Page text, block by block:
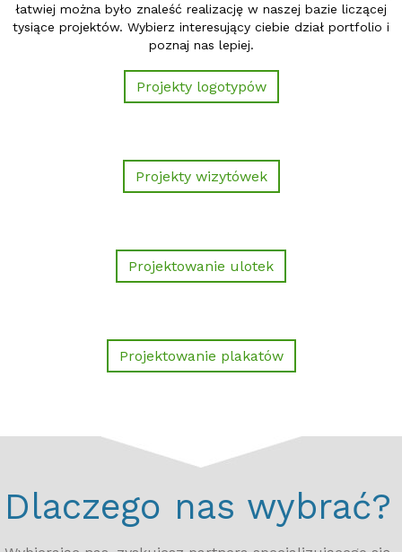
łatwiej można było znaleść realizację w naszej bazie liczącej
tysiące projektów. Wybierz interesujący ciebie dział portfolio i
poznaj nas lepiej.
Projekty logotypów
Projekty wizytówek
Projektowanie ulotek
Projektowanie plakatów
Dlaczego nas wybrać?